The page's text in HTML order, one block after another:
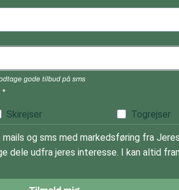
gode tilbud på sms
Skirejser Togrejser
og sms med markedsføring fra
dele udfra jeres interesse. I kan altid